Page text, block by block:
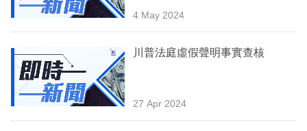
理
業
科
技
4 May 2024
川普法庭虛假聲明事實查核
27 Apr 2024